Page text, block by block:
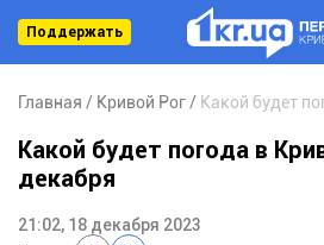
Поддержать
Главная Кривой Рог
Какой будет погода в
декабря
21:02, 18 декабря 2023